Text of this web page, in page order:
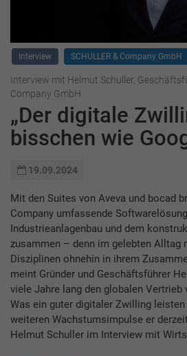
Interview SCHULLER & Company GmbH
Interview mit Helmut Schuller,
Company GmbH
„Der digitale
bisschen wie
19.09.2024
Mit den Suites von Aveva und bocad
Company umfassende
Industrieanlagenbau und dem
zusammen – denn im gelebten Alltag
Disziplinen ohnehin in ihrem
meint Gründer und Geschäftsführer
viele Jahre lang den globalen Vertrieb
Was ein guter digitaler Zwilling
weiteren Wachstumsimpulse er
Helmut Schuller im Interview mit